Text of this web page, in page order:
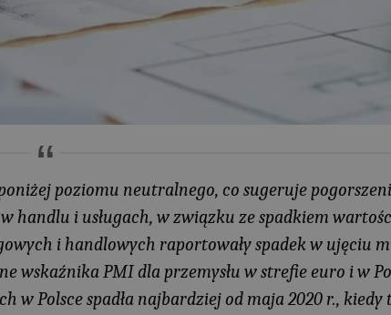
poziomu neutralnego, co sugeruje
handlu i usługach, w związku ze spadkiem
i handlowych raportowały spadek w ujęciu
wskaźnika PMI dla przemysłu w strefie euro i w
w Polsce spadła najbardziej od maja 2020 r., kiedy